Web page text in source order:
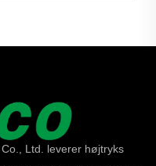
Ltd. leverer højtryks